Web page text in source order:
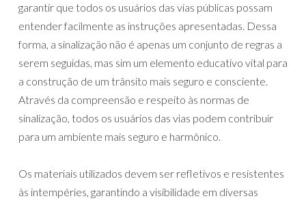
garantir que todos os usuários das vias públicas possam
entender facilmente as instruções apresentadas. Dessa
forma, a sinalização não é apenas um conjunto de regras a
serem seguidas, mas sim um elemento educativo vital para
a construção de um trânsito mais seguro e consciente.
Através da compreensão e respeito às normas de
sinalização, todos os usuários das vias podem contribuir
para um ambiente mais seguro e harmônico.
Os materiais utilizados devem ser refletivos e resistentes
às intempéries, garantindo a visibilidade em diversas